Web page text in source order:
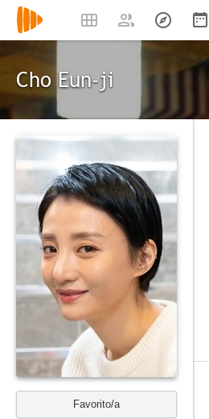
Cho Eun-ji
Favorito/a